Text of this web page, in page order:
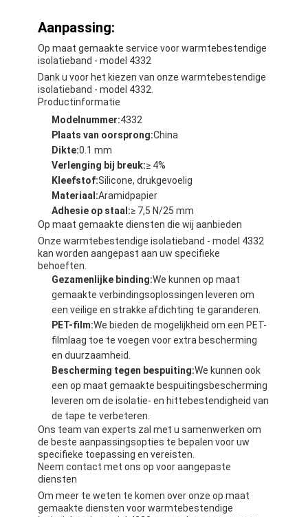
Aanpassing:
Op maat gemaakte service voor warmtebestendige
isolatieband - model 4332
Dank u voor het kiezen van onze warmtebestendige
isolatieband - model 4332.
Productinformatie
Modelnummer:4332
Plaats van oorsprong:China
Dikte:0.1 mm
Verlenging bij breuk:≥ 4%
Kleefstof:Silicone, drukgevoelig
Materiaal:Aramidpapier
Adhesie op staal:≥ 7,5 N/25 mm
Op maat gemaakte diensten die wij aanbieden
Onze warmtebestendige isolatieband - model 4332
kan worden aangepast aan uw specifieke
behoeften.
Gezamenlijke binding:We kunnen op maat
gemaakte verbindingsoplossingen leveren om
een veilige en strakke afdichting te garanderen.
PET-film:We bieden de mogelijkheid om een PET-
filmlaag toe te voegen voor extra bescherming
en duurzaamheid.
Bescherming tegen bespuiting:We kunnen ook
een op maat gemaakte bespuitingsbescherming
leveren om de isolatie- en hittebestendigheid van
de tape te verbeteren.
Ons team van experts zal met u samenwerken om
de beste aanpassingsopties te bepalen voor uw
specifieke toepassing en vereisten.
Neem contact met ons op voor aangepaste
diensten
Om meer te weten te komen over onze op maat
gemaakte diensten voor warmtebestendige